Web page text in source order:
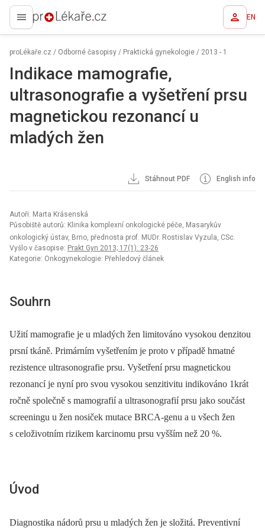
proLékaře.cz EN
proLékaře.cz / Odborné časopisy / Praktická gynekologie / 2013 - 1
Indikace mamografie,
ultrasonografie a vyšetření prsu
magnetickou rezonancí u
mladých žen
Stáhnout PDF English info
Autoři: Marta Krásenská
Působiště autorů: Klinika komplexní onkologické péče, Masarykův
onkologický ústav, Brno, přednosta prof. MUDr. Rostislav Vyzula, CSc.
Vyšlo v časopise: Prakt Gyn 2013; 17(1): 23-26
Kategorie: Onkogynekologie: Přehledový článek
Souhrn
Užití mamografie je u mladých žen limitováno vysokou denzitou
prsní tkáně. Primárním vyšetřením je proto v případě hmatné
rezistence ultrasonografie prsu. Vyšetření prsu magnetickou
rezonancí je nyní pro svou vysokou senzitivitu indikováno 1krát
ročně společně s mamografií a ultrasonografií prsu jako součást
screeningu u žen nosiček mutace BRCA-genu a u všech žen
s celoživotním rizikem karcinomu prsu vyšším než 20 %.
Úvod
Diagnostika nádorů prsu u mladých žen je složitá. Preventivní